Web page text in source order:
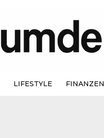
LIFESTYLE FINANZEN